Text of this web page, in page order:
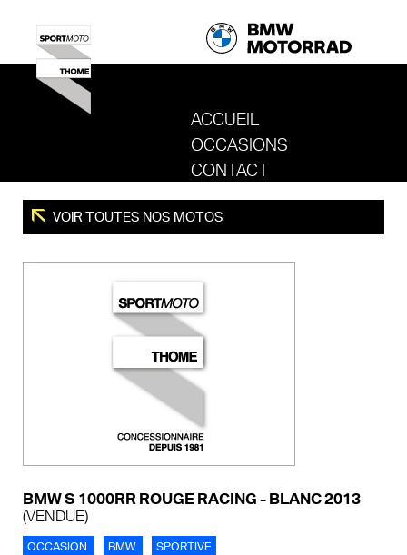
ACCUEIL
REVENIR AU SITE DE SPORT MOTO
OCCASIONS
CONTACT
VOIR TOUTES NOS MOTOS
BMW S 1000RR ROUGE RACING - BLANC 2013
(VENDUE)
OCCASION BMW SPORTIVE